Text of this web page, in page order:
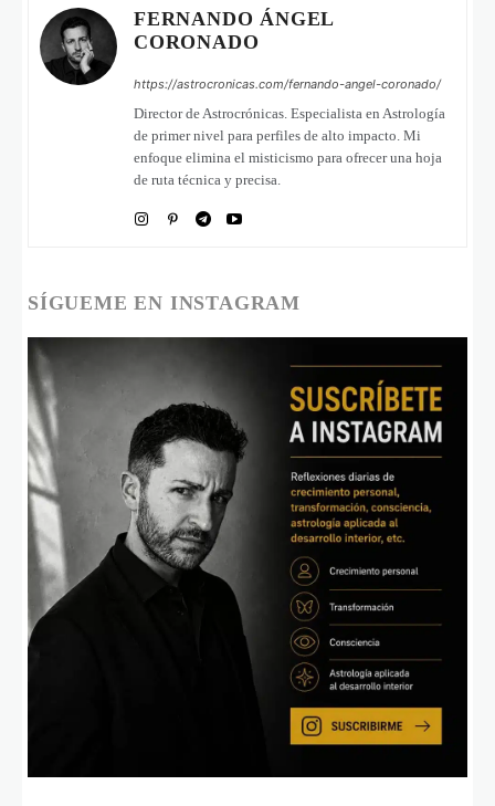
FERNANDO ÁNGEL
CORONADO
https://astrocronicas.com/fernando-angel-coronado/
Director de Astrocrónicas. Especialista en Astrología
de primer nivel para perfiles de alto impacto. Mi
enfoque elimina el misticismo para ofrecer una hoja
de ruta técnica y precisa.
SÍGUEME EN INSTAGRAM